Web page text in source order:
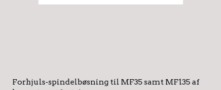
Forhjuls-spindelbøsning til MF35 samt MF135 af